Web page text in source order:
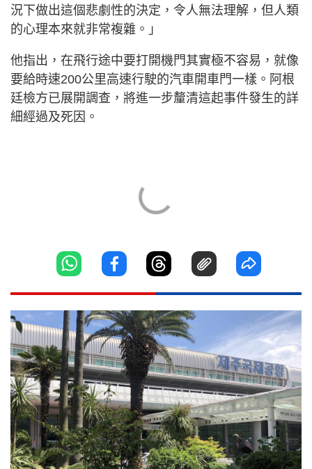
況下做出這個悲劇性的決定，令人無法理解，但人類
的心理本來就非常複雜。」
他指出，在飛行途中要打開機門其實極不容易，就像
要給時速200公里高速行駛的汽車開車門一樣。阿根
廷檢方已展開調查，將進一步釐清這起事件發生的詳
細經過及死因。